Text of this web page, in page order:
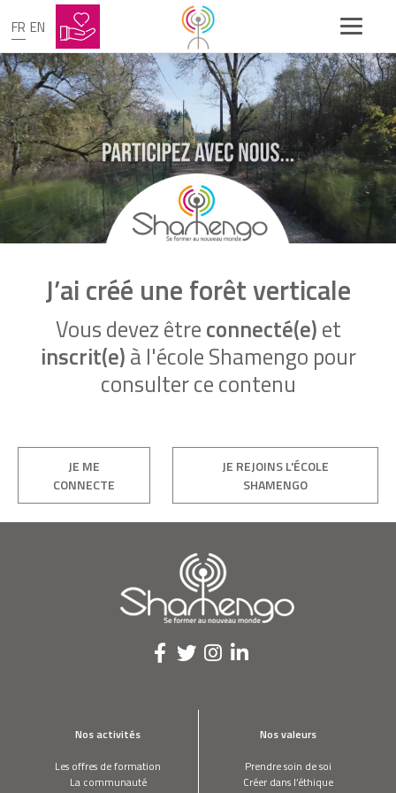
FR EN
J’ai créé une forêt verticale
Vous devez êtreconnecté(e)et
inscrit(e)à l'école Shamengo pour
consulter ce contenu
JE ME
CONNECTE
JE REJOINS L'ÉCOLE
SHAMENGO
Nos activités
Les offres de formation
La communauté
Nos valeurs
Prendre soin de soi
Créer dans l’éthique